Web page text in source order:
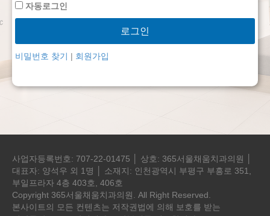
자동로그인
로그인
비밀번호 찾기 | 회원가입
사업자등록번호: 707-22-01475 │ 상호: 365서울채움치과의원 │
대표자: 양석우 외 1명 │ 소재지: 인천광역시 부평구 부흥로 351,
부일프라자 4층 403호, 406호
Copyright 365서울채움치과의원. All Right Reserved.
본사이트의 모든 컨텐츠는 저작권법에 의해 보호를 받는